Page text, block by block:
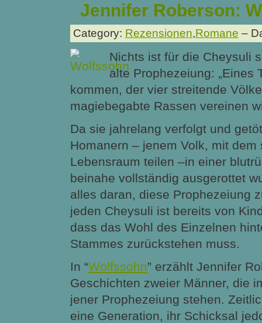
Jennifer Roberson:
Category: Rezensionen,Romane –
Nichts ist für die Cheysuli
alte Prophezeiung: „Eines
kommen, der vier streitende
magiebegabte Rassen vereinen
Da sie jahrelang verfolgt und
Homanern – jenem Volk, mit dem
Lebensraum teilen –in einer
beinahe vollständig ausgerottet
alles daran, diese Prophezeiung
jeden Cheysuli ist bereits von
dass das Wohl des Einzelnen
Stammes zurückstehen muss.
In “Wolfssohn” erzählt Jennifer
Geschichten zweier Männer, die
jener Prophezeiung stehen.
eine Generation, ihr Schicksal